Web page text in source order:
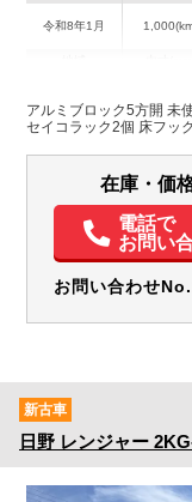
令和8年1月
北海道
W:2,390
H:600
バックモニター
アルミブロック5方開 未使用車 ハ
セイコラック2
在庫・価
電話で
お問い
お問い合わせNo.
新古車
日野 レンジャー